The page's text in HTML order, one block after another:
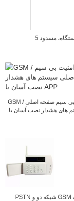
5 باند تلفن همراه سیگنال مسدود دستگاه، مسدود GSM / GPS
GSM / فای امنیت بی سیم صفحه اصلی
PSTN شبکه دو و GSM خانه زنگ